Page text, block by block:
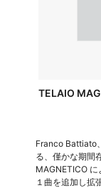
TELAIO
Franco Battiato
る、僅かな期間
MAGNETICO
１曲を追加し拡